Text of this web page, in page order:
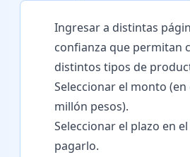
Ingresar a distintas
confianza que permitan
distintos tipos de
Seleccionar el monto (en
millón pesos).
Seleccionar el plazo en
pagarlo.